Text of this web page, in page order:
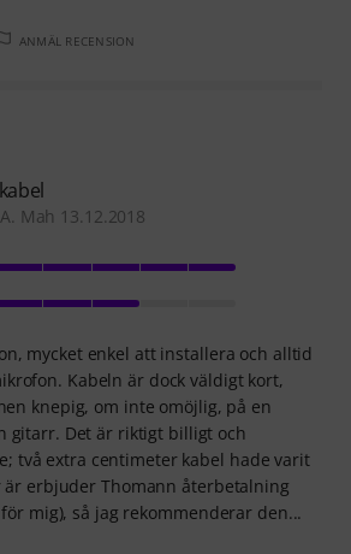
ANMÄL RECENSION
A. Mah 13.12.2018
mycket enkel att installera och alltid
Kabeln är dock väldigt kort,
knepig, om inte omöjlig, på en
gitarr. Det är riktigt billigt och
två extra centimeter kabel hade varit
erbjuder Thomann återbetalning
mig), så jag rekommenderar den...